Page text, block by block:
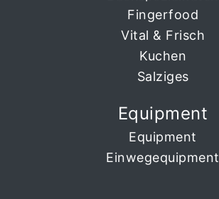
Fingerfood
Vital & Frisch
Kuchen
Salziges
Equipment
Equipment
Einwegequipment